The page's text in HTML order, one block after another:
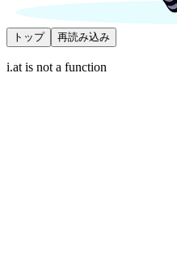
トップ 再読み込み
i.at is not a function